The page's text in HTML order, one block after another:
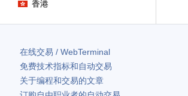
香港
在线交易 / WebTerminal
免费技术指标和自动交易
关于编程和交易的文章